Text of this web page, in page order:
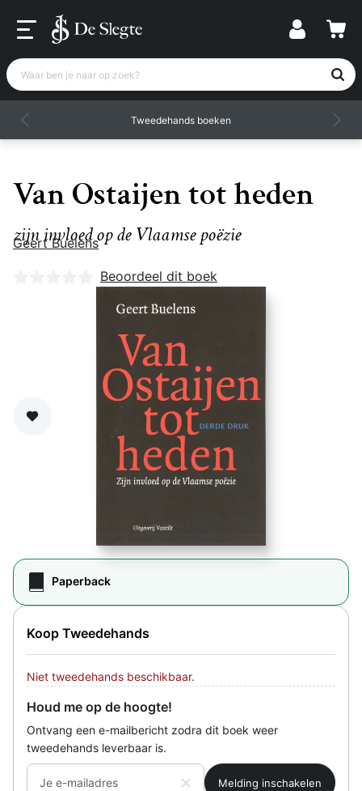
Waar ben je naar op zoek?
Tweedehands boeken
Van Ostaijen tot heden
zijn invloed op de Vlaamse poëzie
Geert Buelens
Nog geen beoordelingen
Beoordeel dit boek
Zet op verlanglijst
Paperback
Koop Tweedehands
Niet tweedehands beschikbaar.
Houd me op de hoogte!
Ontvang een e-mailbericht zodra dit boek weer
tweedehands leverbaar is.
Je e-mailadres